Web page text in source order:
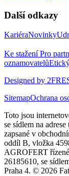
Další odkazy
KariéraNovinky
Ke staženíPro
oznamovatelů
Designed by
SitemapOchrana
Toto jsou
se sídlem na
zapsané v
oddíl B, vložka
AGROFERT
26185610, se
Praha 4. © 2026